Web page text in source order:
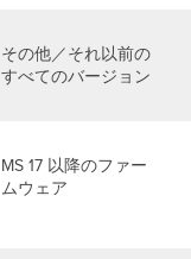
その他／それ以前の
すべてのバージョン
MS 17 以降のファー
ムウェア